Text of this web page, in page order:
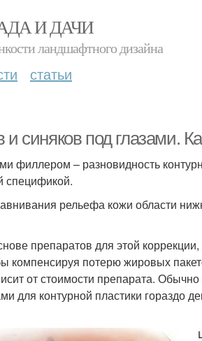
И ДАЧИ
ландшафтного дизайна
статьи
синяков под глазами.
филлером – разновидность
спецификой.
рельефа кожи области
препаратов для этой
компенсируя потерю жировых
от стоимости препарата.
для контурной пластики гораздо